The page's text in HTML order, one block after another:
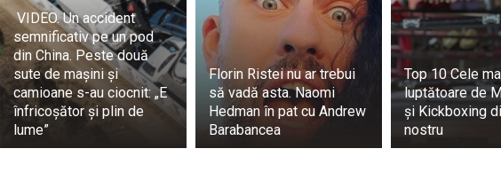
VIDEO. Un accident
semnificativ pe un pod
din China. Peste două
sute de mașini și
camioane s-au ciocnit: „E
înfricoșător și plin de
lume”
Florin Ristei nu ar trebui
să vadă asta. Naomi
Hedman în pat cu Andrew
Barabancea
Top 10 Cele
luptătoare de
și Kickboxing
nostru